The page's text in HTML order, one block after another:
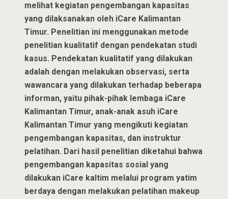
melihat kegiatan pengembangan kapasitas
yang dilaksanakan oleh iCare Kalimantan
Timur. Penelitian ini menggunakan metode
penelitian kualitatif dengan pendekatan studi
kasus. Pendekatan kualitatif yang dilakukan
adalah dengan melakukan observasi, serta
wawancara yang dilakukan terhadap beberapa
informan, yaitu pihak-pihak lembaga iCare
Kalimantan Timur, anak-anak asuh iCare
Kalimantan Timur yang mengikuti kegiatan
pengembangan kapasitas, dan instruktur
pelatihan. Dari hasil penelitian diketahui bahwa
pengembangan kapasitas sosial yang
dilakukan iCare kaltim melalui program yatim
berdaya dengan melakukan pelatihan makeup